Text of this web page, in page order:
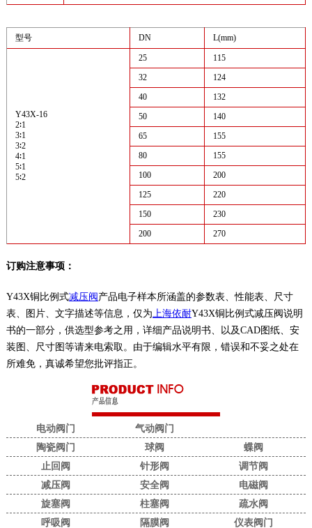
型号 DN L(mm)
Y43X-16
2∶1
3∶1
3∶2
4∶1
5∶1
5∶2
25
115
32
124
40
132
50
140
65
155
80
155
100
200
125
220
150
230
200
270
订购注意事项：
Y43X铜比例式减压阀 产品电子样本所涵盖的参数表、性能表、尺寸
表、图片、文字描述等信息，仅为上海依耐Y43X铜比例式减压阀说明
书的一部分，供选型参考之用，详细产品说明书、以及CAD图纸、安
装图、尺寸图等请来电索取。由于编辑水平有限，错误和不妥之处在
所难免，真诚希望您批评指正。
电动阀门
气动阀门
陶瓷阀门
球阀
蝶阀
止回阀
针形阀
调节阀
减压阀
安全阀
电磁阀
旋塞阀
柱塞阀
疏水阀
呼吸阀
隔膜阀 仪表阀门